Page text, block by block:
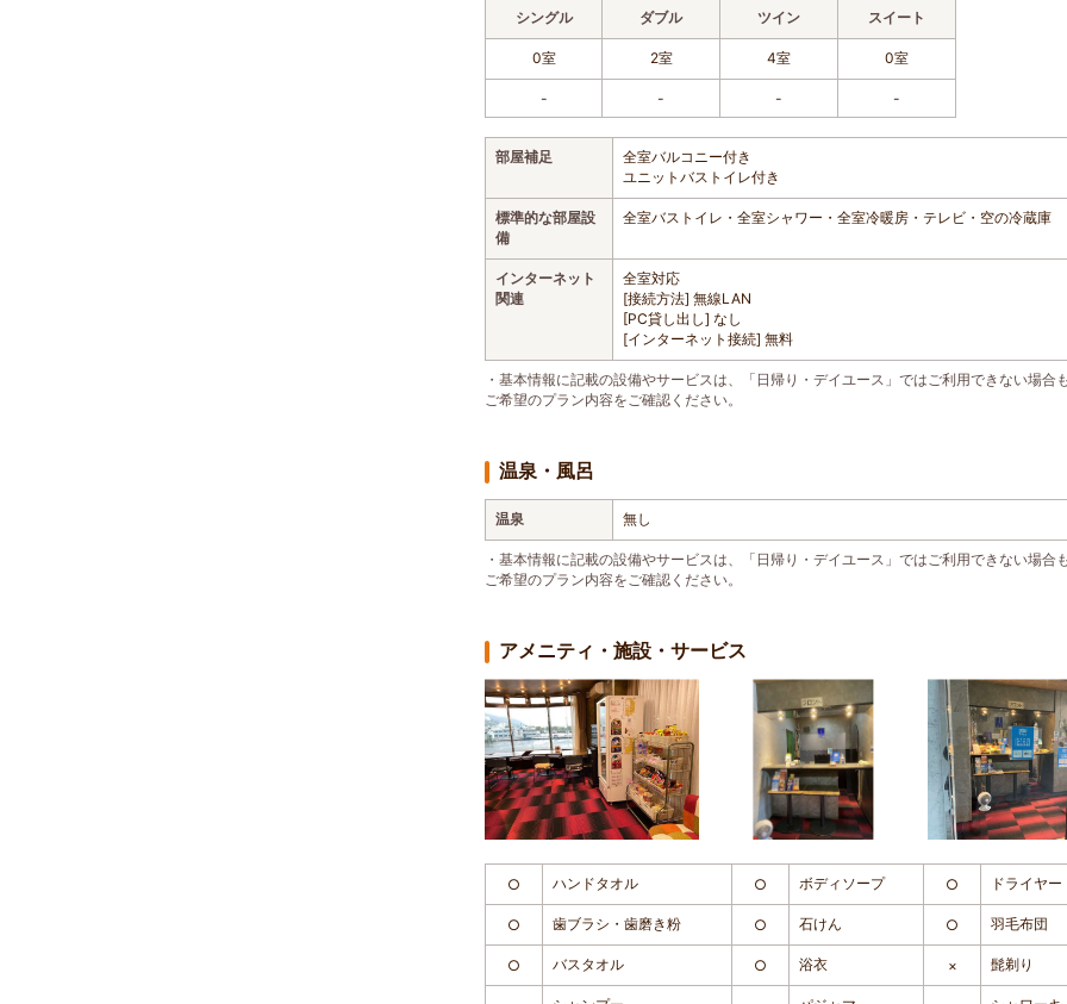
シングル ダブル ツイン スイート
0室 2室 4室 0室
- - - -
部屋補足
全室バルコニー付き
ユニットバストイレ付き
標準的な部屋設
備
全室バストイレ・全室シャワー・全室冷暖房・テレビ・空の冷蔵庫
インターネット
関連
全室対応
[接続方法] 無線LAN
[PC貸し出し] なし
[インターネット接続] 無料
・基本情報に記載の設備やサービスは、「日帰り・デイユース」ではご利用できない場合
ご希望のプラン内容をご確認ください。
温泉・風呂
温泉 無し
・基本情報に記載の設備やサービスは、「日帰り・デイユース」ではご利用できない場合
ご希望のプラン内容をご確認ください。
アメニティ・施設・サービス
○ ハンドタオル ○ ボディソープ ○ ドライヤー
○ 歯ブラシ・歯磨き粉 ○ 石けん ○ 羽毛布団
○ バスタオル ○ 浴衣 × 髭剃り